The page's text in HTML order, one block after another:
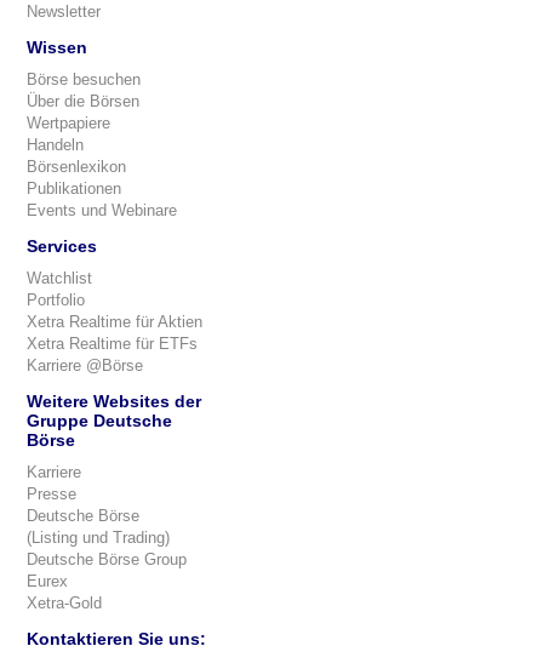
Newsletter
Wissen
Börse besuchen
Über die Börsen
Wertpapiere
Handeln
Börsenlexikon
Publikationen
Events und Webinare
Services
Watchlist
Portfolio
Xetra Realtime für Aktien
Xetra Realtime für ETFs
Karriere @Börse
Weitere Websites der
Gruppe Deutsche
Börse
Karriere
Presse
Deutsche Börse
(Listing und Trading)
Deutsche Börse Group
Eurex
Xetra-Gold
Kontaktieren Sie uns: